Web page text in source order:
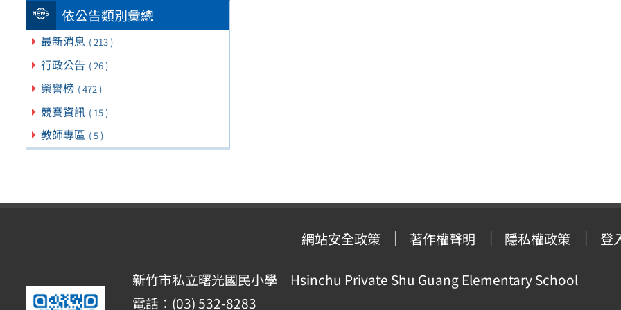
依公告類別彙總
最新消息 ( 213 )
行政公告 ( 26 )
榮譽榜 ( 472 )
競賽資訊 ( 15 )
教師專區 ( 5 )
網站安全政策 著作權聲明 隱私權政策 登
新竹市私立曙光國民小學 Hsinchu Private Shu Guang Elementary School
電話：(03) 532-8283